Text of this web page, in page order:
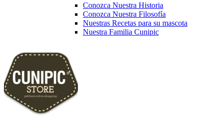
Conozca Nuestra Historia
Conozca Nuestra Filosofía
Nuestras Recetas para su mascota
Nuestra Familia Cunipic